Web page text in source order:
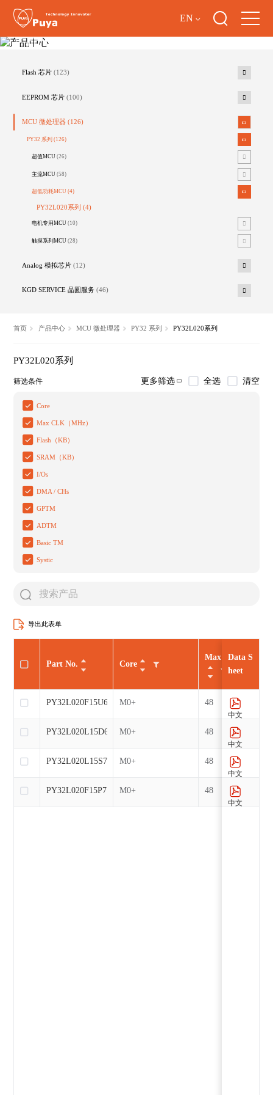
EN
产品中心
Flash 芯片 (123)
EEPROM 芯片 (100)
MCU 微处理器 (126)
PY32 系列(126)
超值MCU(26)
主流MCU(58)
超低功耗MCU(4)
PY32L020系列(4)
电机专用MCU(10)
触摸系列MCU(28)
Analog 模拟芯片 (12)
KGD SERVICE 晶圆服务 (46)
首页 产品中心 MCU 微处理器 PY32 系列 PY32L020系列
PY32L020系列
筛选条件 更多筛选 全选 清空
Core
Max CLK（MHz）
Flash（KB）
SRAM（KB）
I/Os
DMA / CHs
GPTM
ADTM
Basic TM
Systic
导出此表单
Core
Max CLK（MHz
M0+ 48
M0+ 48
M0+ 48
M0+ 48
Part No.
PY32L020F15U6
PY32L020L15D6
PY32L020L15S7
PY32L020F15P7
Data S
heet
中文
中文
中文
中文